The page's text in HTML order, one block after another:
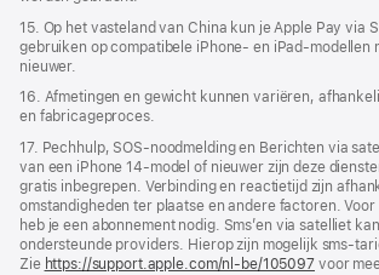
15. Op het vasteland van China kun je Apple Pay via
gebruiken op compatibele iPhone‑ en iPad-modellen
nieuwer.
16. Afmetingen en gewicht kunnen variëren,
en fabricageproces.
17. Pechhulp, SOS-noodmelding en Berichten via
van een iPhone 14-model of nieuwer zijn deze
gratis inbegrepen. Verbinding en reactie­tijd zijn
omstandigheden ter plaatse en andere factoren.
heb je een abonnement nodig. Sms’en via satelliet
ondersteunde providers. Hierop zijn mogelijk sms-
Zie https://support.apple.com/nl-be/105097voor